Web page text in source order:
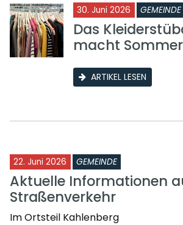
30. Juni 2026 GEMEINDE
Das
macht
ARTIKEL LESEN
22. Juni 2026 GEMEINDE
Aktuelle Informationen
Straßenverkehr
Im Ortsteil Kahlenberg